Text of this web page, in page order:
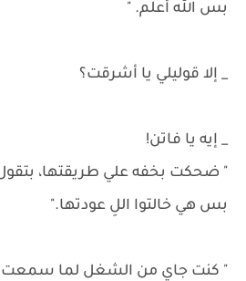
بس الله أعلم. "
_ إلا قوليلي يا أشرقت؟
_ إيه يا فاتن!
" ضحكت بخفه علي طريقتها،
بس هي خالتوا اللِ عودتها."
" كنت جاي من الشغل لما سمعت